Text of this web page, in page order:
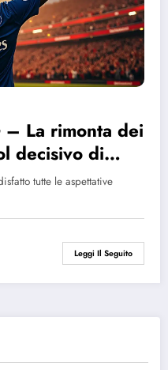
– La rimonta dei
decisivo di
tutte le aspettative
Leggi Il Seguito